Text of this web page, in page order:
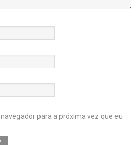
para a próxima vez que eu